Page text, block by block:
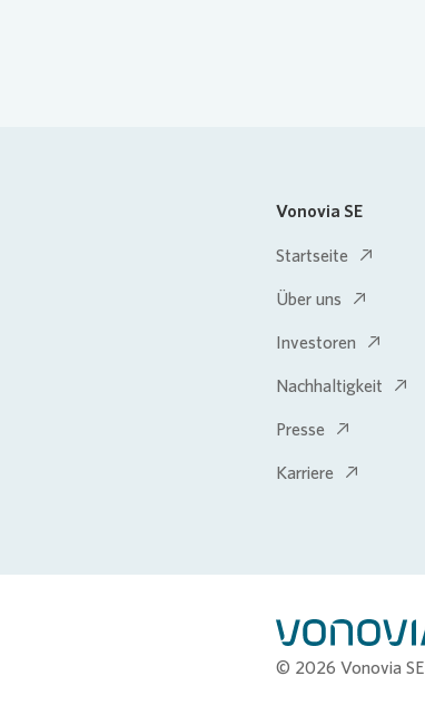
Vonovia SE
Startseite
Über uns
Investoren
Nachhaltigkeit
Presse
Karriere
© 2026 Vonovia SE